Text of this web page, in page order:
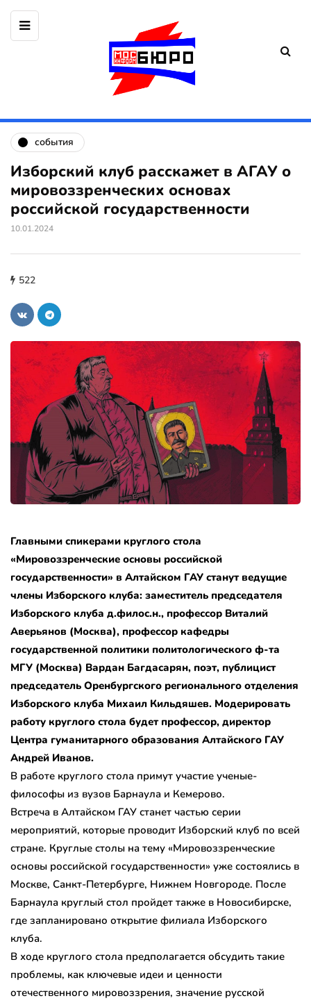
события
Изборский клуб расскажет в АГАУ о
мировоззренческих основах
российской государственности
10.01.2024
522
Главными спикерами круглого стола
«Мировоззренческие основы российской
государственности» в Алтайском ГАУ станут ведущие
члены Изборского клуба: заместитель председателя
Изборского клуба д.филос.н., профессор Виталий
Аверьянов (Москва), профессор кафедры
государственной политики политологического ф-та
МГУ (Москва) Вардан Багдасарян, поэт, публицист
председатель Оренбургского регионального отделения
Изборского клуба Михаил Кильдяшев. Модерировать
работу круглого стола будет профессор, директор
Центра гуманитарного образования Алтайского ГАУ
Андрей Иванов.
В работе круглого стола примут участие ученые-
философы из вузов Барнаула и Кемерово.
Встреча в Алтайском ГАУ станет частью серии
мероприятий, которые проводит Изборский клуб по всей
стране. Круглые столы на тему «Мировоззренческие
основы российской государственности» уже состоялись в
Москве, Санкт-Петербурге, Нижнем Новгороде. После
Барнаула круглый стол пройдет также в Новосибирске,
где запланировано открытие филиала Изборского
клуба.
В ходе круглого стола предполагается обсудить такие
проблемы, как ключевые идеи и ценности
отечественного мировоззрения, значение русской